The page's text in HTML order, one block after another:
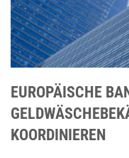
EUROPÄISCHE
KOORDINIEREN